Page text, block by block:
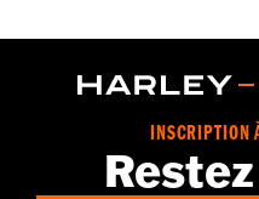
WARRANTY:1 year limited
for full details
INSCRIPTION